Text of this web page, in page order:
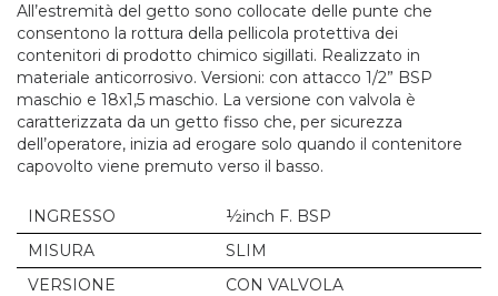
All’estremità del getto sono collocate delle punte che
consentono la rottura della pellicola protettiva dei
contenitori di prodotto chimico sigillati. Realizzato in
materiale anticorrosivo. Versioni: con attacco 1/2” BSP
maschio e 18x1,5 maschio. La versione con valvola è
caratterizzata da un getto fisso che, per sicurezza
dell’operatore, inizia ad erogare solo quando il contenitore
capovolto viene premuto verso il basso.
INGRESSO
½inch F. BSP
MISURA
SLIM
VERSIONE
CON VALVOLA